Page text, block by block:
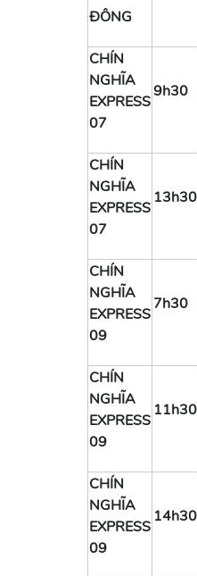
ĐÔNG
CHÍN
NGHĨA
EXPRESS
07
9h30
CHÍN
NGHĨA
EXPRESS
07
13h30
CHÍN
NGHĨA
EXPRESS
09
7h30
CHÍN
NGHĨA
EXPRESS
09
11h30
CHÍN
NGHĨA
EXPRESS
09
14h30